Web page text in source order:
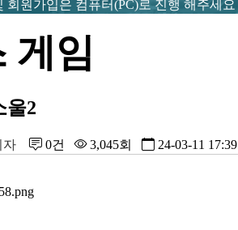
원가입은 컴퓨터(PC)로 진행 해주세요
게임
울2
자 0건 3,045회
24-03-11 17:39